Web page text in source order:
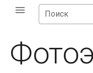
Поиск